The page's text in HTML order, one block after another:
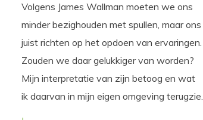
Volgens James Wallman moeten we ons
minder bezighouden met spullen, maar ons
juist richten op het opdoen van ervaringen.
Zouden we daar gelukkiger van worden?
Mijn interpretatie van zijn betoog en wat
ik daarvan in mijn eigen omgeving terugzie.